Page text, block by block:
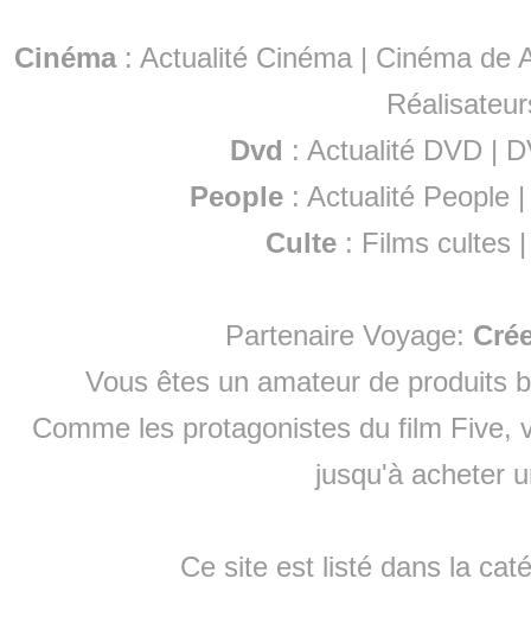
Cinéma: Actualité Cinéma | Cinéma de
Dvd : Actualité DVD |
People :Actualité People
Culte : Films cultes
Partenaire Voyage:
Vous êtes un amateur de produits
Comme les protagonistes du film Five,
jusqu'à acheter
Ce site est listé dans la